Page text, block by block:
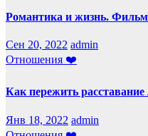
Романтика и жизнь.
Сен 20, 2022 admin
Отношения ❤️
Как пережить расставание
Янв 18, 2022 admin